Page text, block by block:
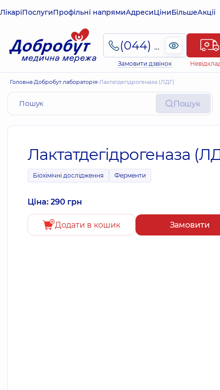
ЛікаріПослугиПрофільні напрямиАдресиЦіниБільшеАкції
(044) 495-2-888
Замовити дзвінок
Головна Добробут лабораторія Лактатдегідрогеназа (ЛДГ)
Пошук
Лактатдегідрогеназа
Біохімічні дослідження Ферменти
Ціна: 290 грн
Додати в кошик Замовити